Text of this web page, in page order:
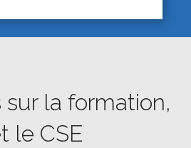
sur la formation,
le CSE